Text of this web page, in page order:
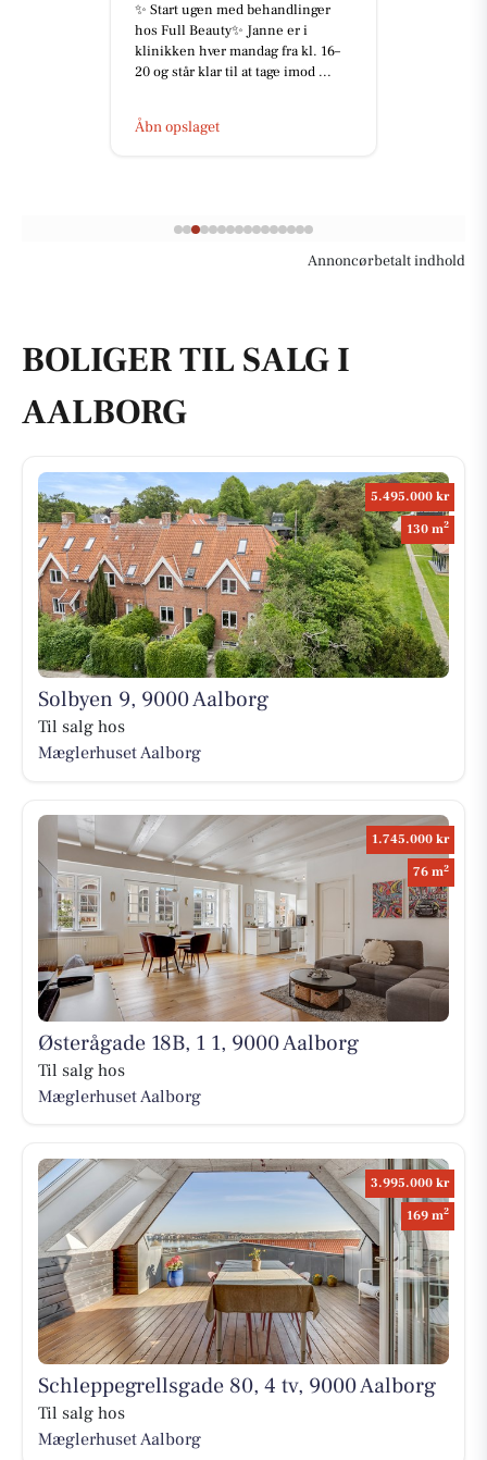
✨ Start ugen med behandlinger
hos Full Beauty✨ Janne er i
klinikken hver mandag fra kl. 16–
20 og står klar til at tage imod ...
Åbn opslaget
Annoncørbetalt indhold
BOLIGER TIL SALG I
AALBORG
5.495.000 kr
130 m2
Solbyen 9, 9000 Aalborg
Til salg hos
Mæglerhuset Aalborg
1.745.000 kr
76 m2
Østerågade 18B, 1 1, 9000 Aalborg
Til salg hos
Mæglerhuset Aalborg
3.995.000 kr
169 m2
Schleppegrellsgade 80, 4 tv, 9000 Aalborg
Til salg hos
Mæglerhuset Aalborg